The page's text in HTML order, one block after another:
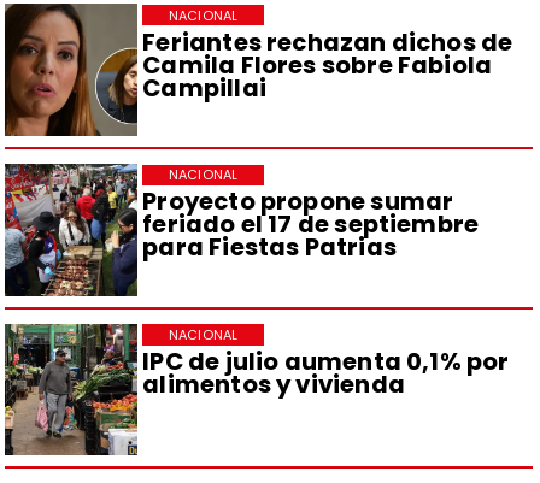
Feriantes rechazan dichos de
Camila Flores sobre Fabiola
Campillai
NACIONAL
Proyecto propone sumar
feriado el 17 de septiembre
para Fiestas Patrias
NACIONAL
IPC de julio aumenta 0,1% por
alimentos y vivienda
NACIONAL